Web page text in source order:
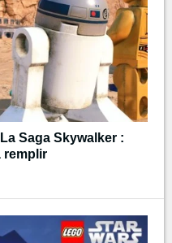
Saga Skywalker :
remplir